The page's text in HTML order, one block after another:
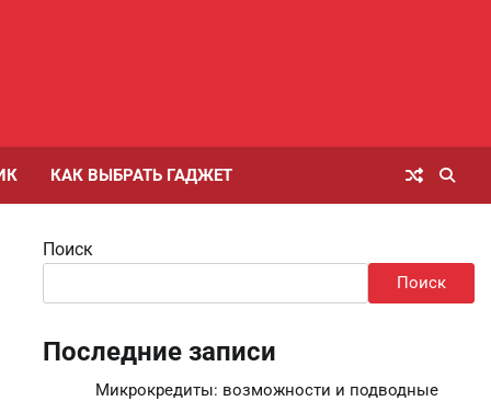
КАК ВЫБРАТЬ ГАДЖЕТ
Поиск
Поиск
Последние записи
Микрокредиты: возможности и подводные